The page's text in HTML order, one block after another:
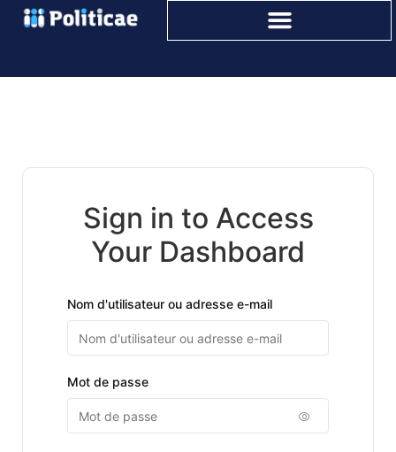
Sign in to Access
Your Dashboard
Nom d'utilisateur ou adresse e-mail
Mot de passe